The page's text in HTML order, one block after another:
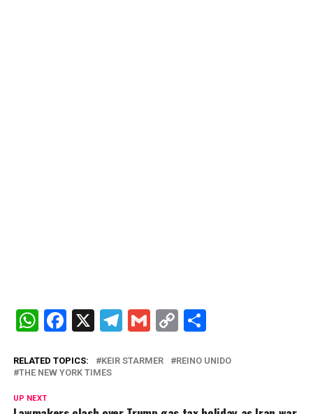
W
at
F
ce
X T
e
G
ail
C
py
C
m
RELATED TOPICS: KEIR STARMER
REINO UNIDO
THE NEW YORK TIMES
UP NEXT